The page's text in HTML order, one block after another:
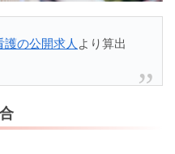
護の公開求人 より算出